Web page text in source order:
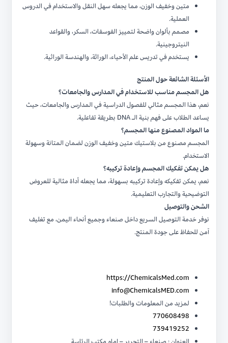
متين وخفيف الوزن، مما يجعله سهل النقل والاستخدام في الدروس
العملية.
مصمم بألوان واضحة لتمييز الفوسفات، السكر، والقواعد
النيتروجينية.
يستخدم في تدريس علم الأحياء، الوراثة، والهندسة الوراثية.
الأسئلة الشائعة حول المنتج
هل المجسم مناسب للاستخدام في المدارس والجامعات؟
نعم، هذا المجسم مثالي للفصول الدراسية في المدارس والجامعات، حيث
يساعد الطلاب على فهم بنية الـ DNA بطريقة تفاعلية.
ما المواد المصنوع منها المجسم؟
المجسم مصنوع من بلاستيك متين وخفيف الوزن لضمان المتانة وسهولة
الاستخدام.
هل يمكن تفكيك المجسم وإعادة تركيبه؟
نعم، يمكن تفكيكه وإعادة تركيبه بسهولة، مما يجعله أداة مثالية للعروض
التوضيحية والتجارب التعليمية.
الشحن والتوصيل
نوفر خدمة التوصيل السريع داخل صنعاء وجميع أنحاء اليمن، مع تغليف
آمن للحفاظ على جودة المنتج.
https://ChemicalsMed.com
info@ChemicalsMED.com
لمزيد من المعلومات والطلبات!
770608498
739419252